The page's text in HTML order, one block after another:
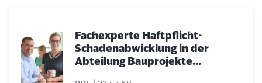
Fachexperte Haftpflicht-
Schadenabwicklung in der
Abteilung Bauprojekte